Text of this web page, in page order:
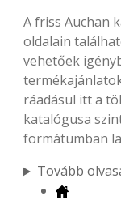
A friss Auchan
oldalain
vehetőek
ráadásul itt a
katalógusa
formátumban
Tovább